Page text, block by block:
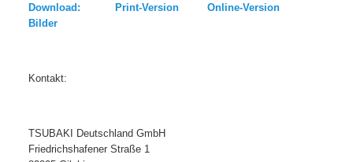
Download: Print-Version Online-Version
Bilder
Kontakt:
TSUBAKI Deutschland GmbH
Friedrichshafener Straße 1